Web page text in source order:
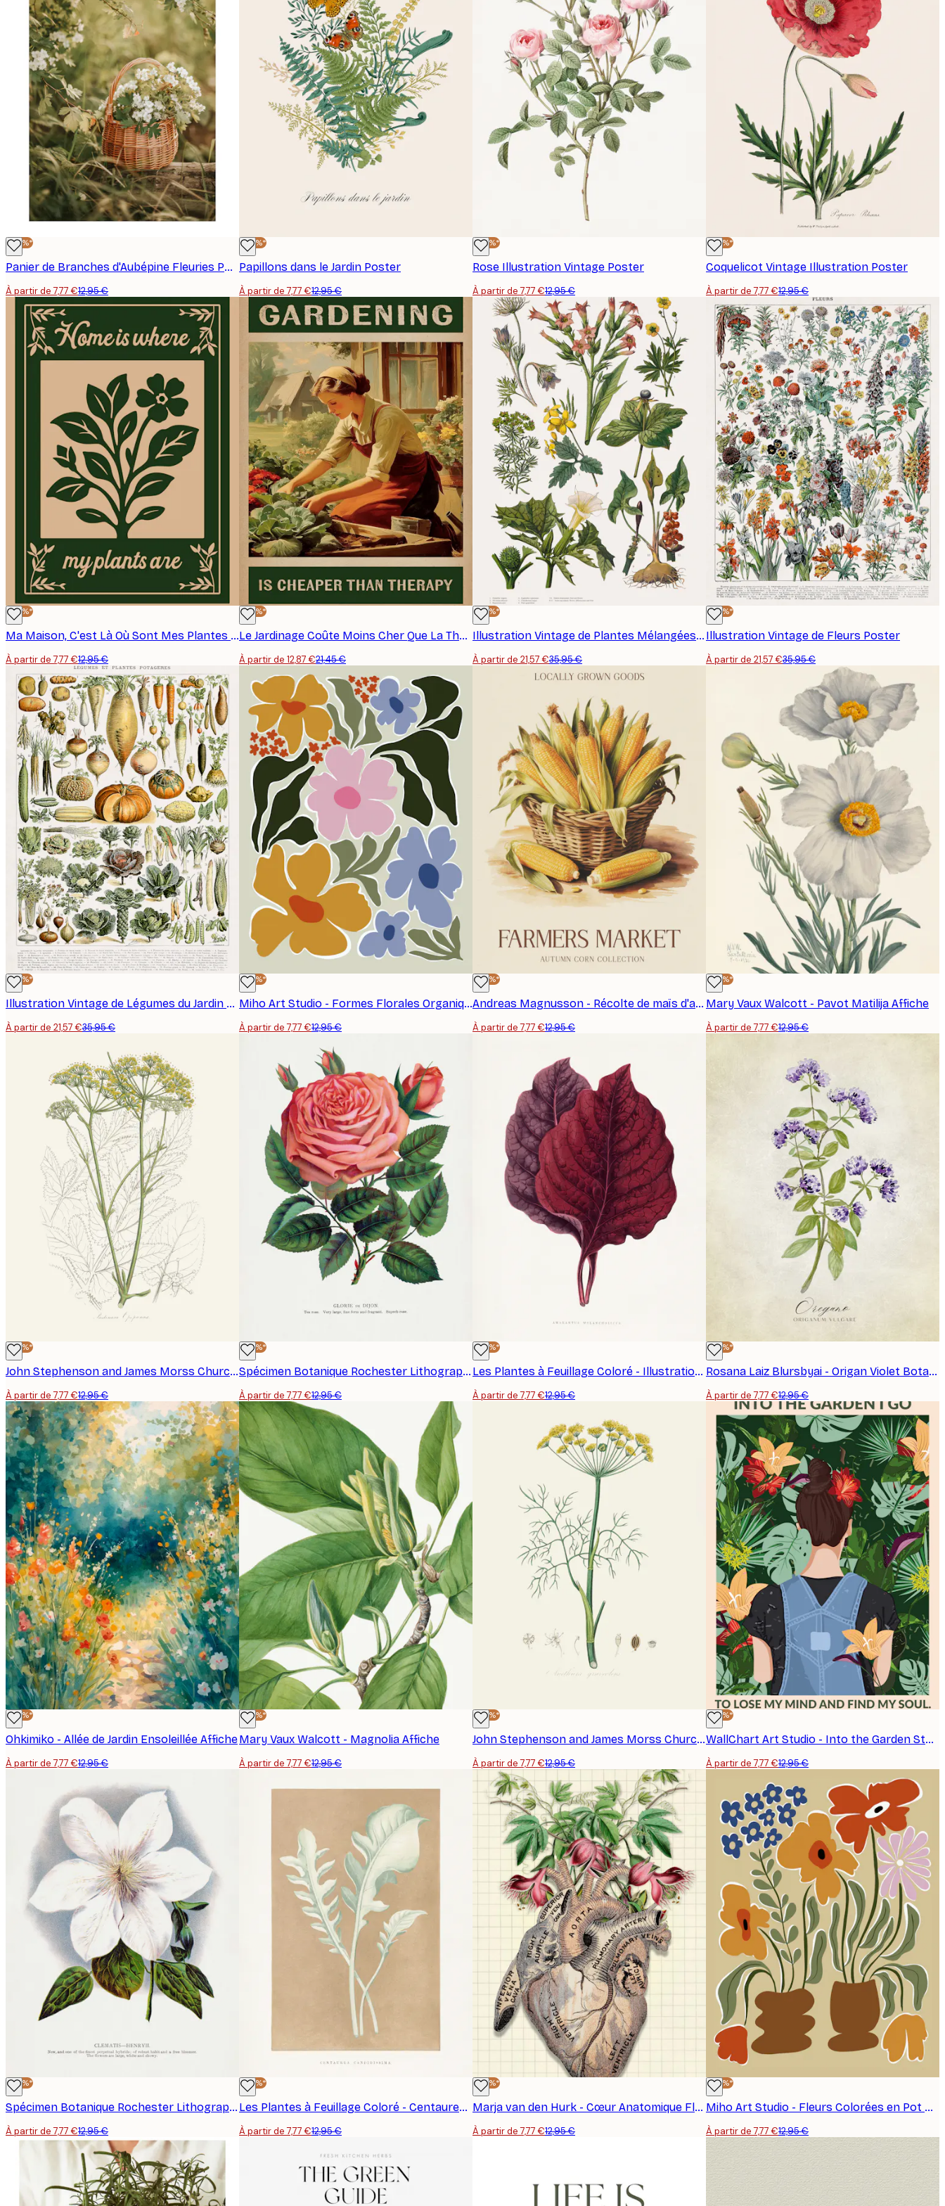
-40%*
Panier de Branches d'Aubépine Fleuries Poster
À partir de 7,77 €12,95 €
-40%*
Papillons dans le Jardin Poster
À partir de 7,77 €12,95 €
-40%*
Rose Illustration Vintage Poster
À partir de 7,77 €12,95 €
-40%*
Coquelicot Vintage Illustration Poster
À partir de 7,77 €12,95 €
-40%*
Ma Maison, C'est Là Où Sont Mes Plantes Poster
À partir de 7,77 €12,95 €
-40%*
Le Jardinage Coûte Moins Cher Que La Thérapie Poster
À partir de 12,87 €21,45 €
-40%*
Illustration Vintage de Plantes Mélangées Poster
À partir de 21,57 €35,95 €
-40%*
Illustration Vintage de Fleurs Poster
À partir de 21,57 €35,95 €
-40%*
Illustration Vintage de Légumes du Jardin Poster
À partir de 21,57 €35,95 €
-40%*
Miho Art Studio - Formes Florales Organiques Affiche
À partir de 7,77 €12,95 €
-40%*
Andreas Magnusson - Récolte de maïs d'automne Poster
À partir de 7,77 €12,95 €
-40%*
Mary Vaux Walcott - Pavot Matilija Affiche
À partir de 7,77 €12,95 €
-40%*
John Stephenson and James Morss Churchill - Opobalsam Poster
À partir de 7,77 €12,95 €
-40%*
Spécimen Botanique Rochester Lithographing - Rose Rose Affiche
À partir de 7,77 €12,95 €
-40%*
Les Plantes à Feuillage Coloré - Illustration de Feuille d'Amarante Rose Affiche
À partir de 7,77 €12,95 €
-40%*
Rosana Laiz Blursbyai - Origan Violet Botanique Affiche
À partir de 7,77 €12,95 €
-40%*
Ohkimiko - Allée de Jardin Ensoleillée Affiche
À partir de 7,77 €12,95 €
-40%*
Mary Vaux Walcott - Magnolia Affiche
À partir de 7,77 €12,95 €
-40%*
John Stephenson and James Morss Churchill - Aneth Affiche
À partir de 7,77 €12,95 €
-40%*
WallChart Art Studio - Into the Garden Standard Affiche
À partir de 7,77 €12,95 €
-40%*
Spécimen Botanique Rochester Lithographing - Fleur de Clématite Lithographie Affiche
À partir de 7,77 €12,95 €
-40%*
Les Plantes à Feuillage Coloré - Centaurea Candidissima Illustration de Feuille Affiche
À partir de 7,77 €12,95 €
-40%*
Marja van den Hurk - Cœur Anatomique Fleuri Poster
À partir de 7,77 €12,95 €
-40%*
Miho Art Studio - Fleurs Colorées en Pot Affiche
À partir de 7,77 €12,95 €